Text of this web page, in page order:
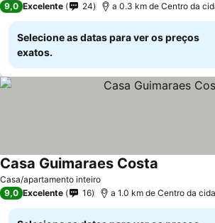
9,0 Excelente 24 a 0.3 km de Centro da
Selecione as datas para ver os preços
exatos.
Casa/apartamento inteiro
Casa Guimaraes Costa
9,0 Excelente 16 a 1.0 km de Centro da